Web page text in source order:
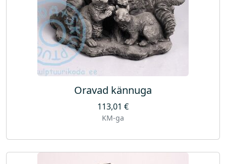
Oravad kännuga
113,01 €
KM-ga